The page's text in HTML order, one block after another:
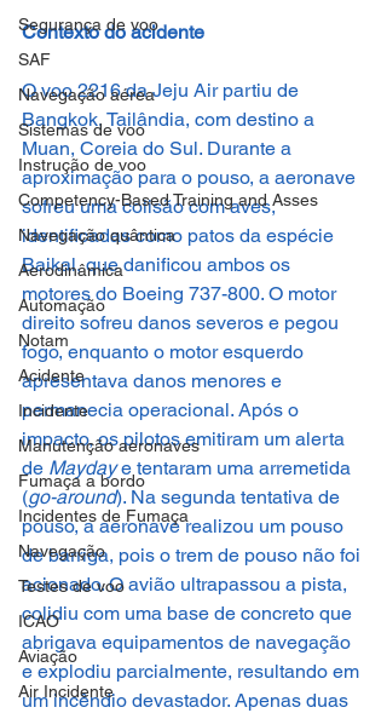
Segurança de voo
SAF
Navegação aérea
Sistemas de voo
Instrução de voo
Competency-Based Training and Asses
Navegação quântica
Aerodinâmica
Automação
Notam
Acidente
Incidente
Manutenção aeronaves
Fumaça a bordo
Incidentes de Fumaça
Navegação
Testes de voo
ICAO
Aviação
Air Incidente
Contexto do acidente
O voo 2216 da Jeju Air partiu de
Bangkok, Tailândia, com destino a
Muan, Coreia do Sul. Durante a
aproximação para o pouso, a aeronave
sofreu uma colisão com aves,
identificadas como patos da espécie
Baikal, que danificou ambos os
motores do Boeing 737-800. O motor
direito sofreu danos severos e pegou
fogo, enquanto o motor esquerdo
apresentava danos menores e
permanecia operacional. Após o
impacto, os pilotos emitiram um alerta
de Mayday e tentaram uma arremetida
(go-around). Na segunda tentativa de
pouso, a aeronave realizou um pouso
de barriga, pois o trem de pouso não foi
acionado. O avião ultrapassou a pista,
colidiu com uma base de concreto que
abrigava equipamentos de navegação
e explodiu parcialmente, resultando em
um incêndio devastador. Apenas duas